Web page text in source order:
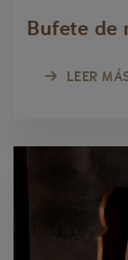
Bufete de
LEER